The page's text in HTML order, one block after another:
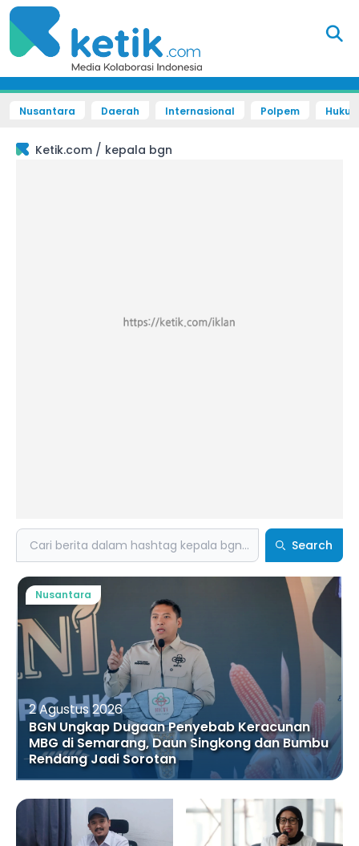
Nusantara Daerah Internasional Polpem
Ketik.com / kepala bgn
Search Search
2 Agustus 2026
BGN Ungkap Dugaan Penyebab Keracunan
MBG di Semarang, Daun Singkong dan Bumbu
Rendang Jadi Sorotan
Nusantara